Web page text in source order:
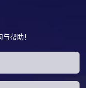
帮助！